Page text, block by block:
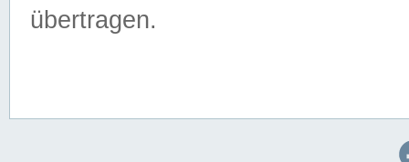
übertragen.